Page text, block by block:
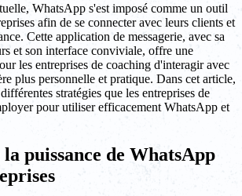
WhatsApp s'est imposé comme un outil
afin de se connecter avec leurs clients et
Cette application de messagerie, avec sa
et son interface conviviale, offre une
les entreprises de coaching d'interagir avec
plus personnelle et pratique. Dans cet article,
stratégies que les entreprises de
pour utiliser efficacement WhatsApp et
puissance de WhatsApp